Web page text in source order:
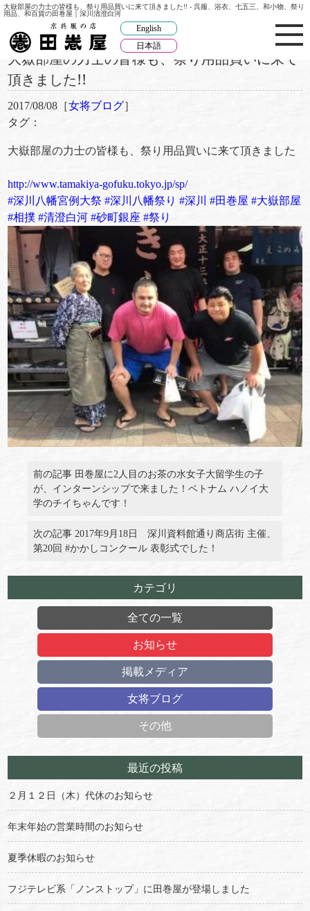
大嶽部屋の力士の皆様も、祭り用品買いに来て頂きました!! - 呉服、浴衣、七五三、和小物、祭り
用品、和百貨の田巻屋｜深川清澄白河
English
日本語
大嶽部屋の力士の皆様も、祭り用品買いに来て
頂きました!!
2017/08/08［女将ブログ］
タグ：
大嶽部屋の力士の皆様も、祭り用品買いに来て頂きました
http://www.tamakiya-gofuku.tokyo.jp/sp/
#深川八幡宮例大祭 #深川八幡祭り #深川 #田巻屋 #大嶽部屋
#相撲 #清澄白河 #砂町銀座 #祭り
前の記事 田巻屋に2人目のお茶の水女子大留学生の子
が、インターンシップで来ました！ベトナム ハノイ大
学のチイちゃんです！
次の記事 2017年9月18日 深川資料館通り商店街 主催、
第20回 #かかしコンクール 表彰式でした！
カテゴリ
全ての一覧
お知らせ
掲載メディア
女将ブログ
その他
最近の投稿
２月１２日（木）代休のお知らせ
年末年始の営業時間のお知らせ
夏季休暇のお知らせ
フジテレビ系「ノンストップ」に田巻屋が登場しました